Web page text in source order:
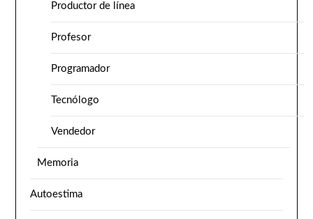
Productor de línea
Profesor
Programador
Tecnólogo
Vendedor
Memoria
Autoestima